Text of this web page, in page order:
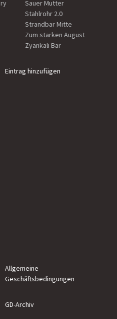
Sauer Mutter
Stahlrohr 2.0
Strandbar Mitte
Zum starken August
Zyankali Bar
Eintrag hinzufügen
Allgemeine
Geschäftsbedingungen
GD-Archiv